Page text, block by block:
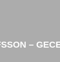
–